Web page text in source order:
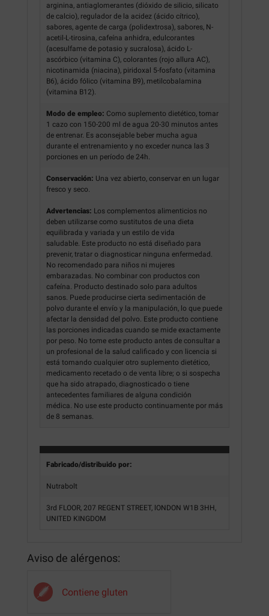
arginina, antiaglomerantes (dióxido de silicio, silicato
de calcio), regulador de la acidez (ácido cítrico),
sabores, agente de carga (polidextrosa), sabores, N-
acetil-L-tirosina, cafeína anhidra, edulcorantes
(acesulfame de potasio y sucralosa), ácido L-
ascórbico (vitamina C), colorantes (rojo allura AC),
nicotinamida (niacina), piridoxal 5-fosfato (vitamina
B6), ácido fólico (vitamina B9), metilcobalamina
(vitamina B12).
Modo de empleo: Como suplemento dietético, tomar
1 cazo con 150-200 ml de agua 20-30 minutos antes
de entrenar. Es aconsejable beber mucha agua
durante el entrenamiento y no exceder nunca las 3
porciones en un período de 24h.
Conservación: Una vez abierto, conservar en un lugar
fresco y seco.
Advertencias: Los complementos alimenticios no
deben utilizarse como sustitutos de una dieta
equilibrada y variada y un estilo de vida
saludable. Este producto no está diseñado para
prevenir, tratar o diagnosticar ninguna enfermedad.
No recomendado para niños ni mujeres
embarazadas. No combinar con productos con
cafeína. Producto destinado solo para adultos
sanos. Puede producirse cierta sedimentación de
polvo durante el envío y la manipulación, lo que puede
afectar la densidad del polvo. Este producto contiene
las porciones indicadas cuando se mide exactamente
por peso. No tome este producto antes de consultar a
un profesional de la salud calificado y con licencia si
está tomando cualquier otro suplemento dietético,
medicamento recetado o de venta libre; o si sospecha
que ha sido atrapado, diagnosticado o tiene
antecedentes familiares de alguna condición
médica. No use este producto continuamente por más
de 8 semanas.
Fabricado/distribuido por:
Nutrabolt
3rd FLOOR, 207 REGENT STREET, lONDON W1B 3HH,
UNITED KINGDOM
Aviso de alérgenos:
Contiene gluten